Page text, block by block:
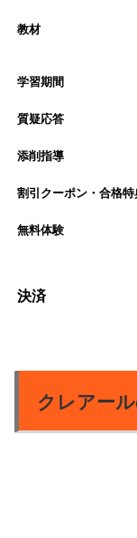
教材
学習期間
質疑応答
添削指導
割引クーポン・合格特
無料体験
決済
クレアー